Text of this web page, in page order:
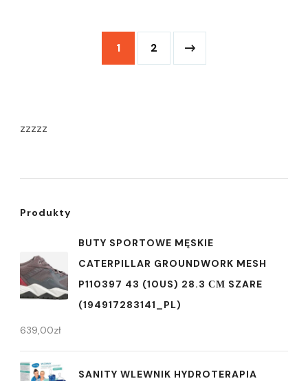
1 2
zzzzz
Produkty
BUTY SPORTOWE MĘSKIE
CATERPILLAR GROUNDWORK MESH
P110397 43 (10US) 28.3 СМ SZARE
(194917283141_PL)
639,00zł
SANITY WLEWNIK HYDROTERAPIA